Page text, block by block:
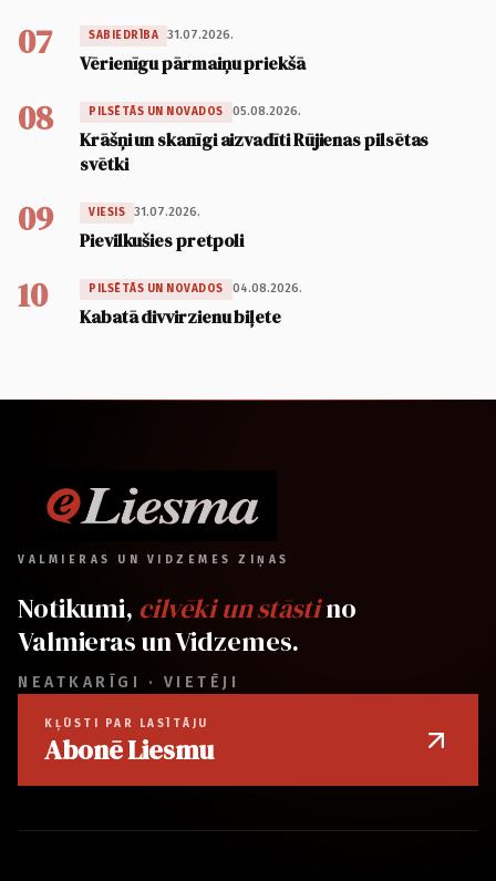
07 SABIEDRĪBA 31.07.2026.
Vērienīgu pārmaiņu priekšā
08 PILSĒTĀS UN NOVADOS 05.08.2026.
Krāšņi un skanīgi aizvadīti Rūjienas pilsētas
svētki
09 VIESIS 31.07.2026.
Pievilkušies pretpoli
10 PILSĒTĀS UN NOVADOS 04.08.2026.
Kabatā divvirzienu biļete
VALMIERAS UN VIDZEMES ZIŅAS
Notikumi, cilvēki un stāstino
Valmieras un Vidzemes.
NEATKARĪGI · VIETĒJI
KĻŪSTI PAR LASĪTĀJU
Abonē Liesmu